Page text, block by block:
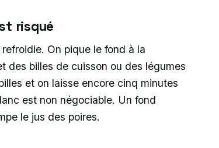
risqué
On pique le fond à la
des billes de cuisson ou des légumes
et on laisse encore cinq minutes
est non négociable. Un fond
le jus des poires.